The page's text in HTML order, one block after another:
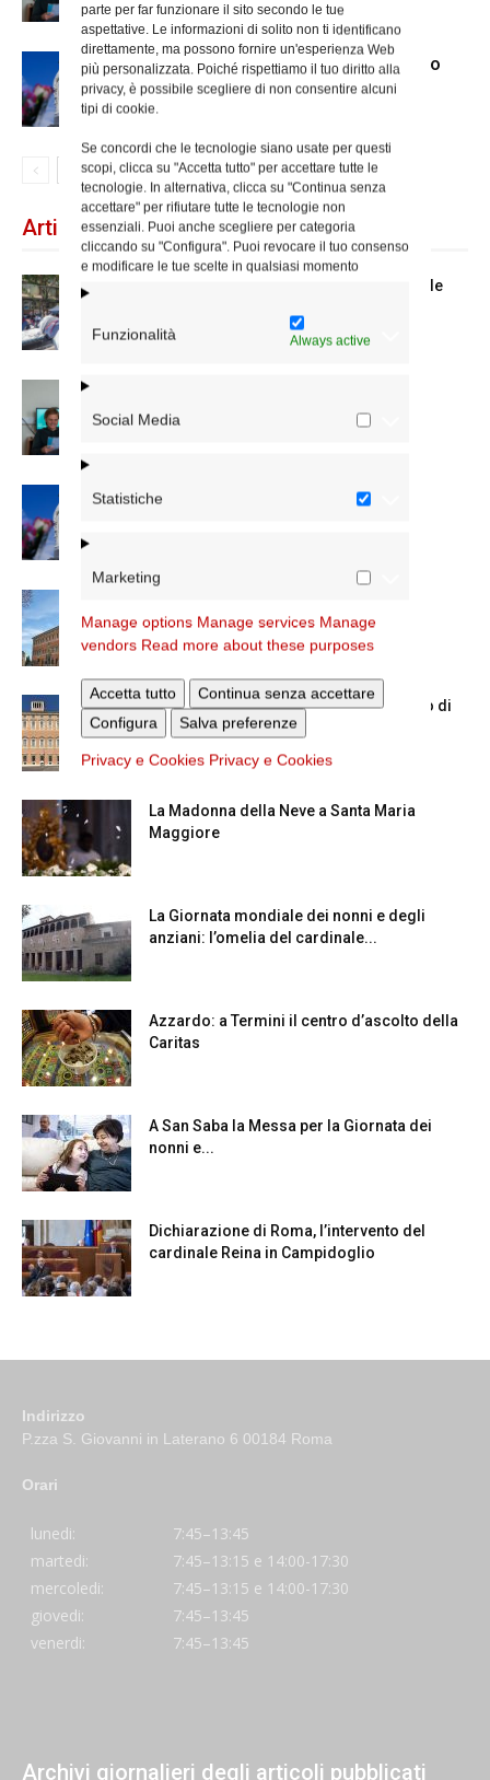
parte per far funzionare il sito secondo le tue
aspettative. Le informazioni di solito non ti identificano
direttamente, ma possono fornire un'esperienza Web
più personalizzata. Poiché rispettiamo il tuo diritto alla
privacy, è possibile scegliere di non consentire alcuni
tipi di cookie.
Se concordi che le tecnologie siano usate per questi
scopi, clicca su "Accetta tutto" per accettare tutte le
tecnologie. In alternativa, clicca su "Continua senza
accettare" per rifiutare tutte le tecnologie non
essenziali. Puoi anche scegliere per categoria
cliccando su "Configura". Puoi revocare il tuo consenso
e modificare le tue scelte in qualsiasi momento
Funzionalità Always active
Social Media
Statistiche
Marketing
Manage options Manage services Manage
vendors Read more about these purposes
Accetta tutto
Continua senza accettare
Configura
Salva preferenze
Privacy e Cookies Privacy e Cookies
Dal 28 al 31 agosto il pellegrinaggio
diocesano a Lourdes
Articoli recenti
Spin Time: la dichiarazione del cardinale
dell’Istituto Paritario Sant’Apollinare
Dal 28 al 31 agosto il pellegrinaggio
Chiusura estiva degli Uffici del Vicariato di
Roma
La Madonna della Neve a Santa Maria
Maggiore
La Giornata mondiale dei nonni e degli
anziani: l’omelia del cardinale...
Azzardo: a Termini il centro d’ascolto della
Caritas
A San Saba la Messa per la Giornata dei
nonni e...
Dichiarazione di Roma, l’intervento del
cardinale Reina in Campidoglio
Indirizzo
P.zza S. Giovanni in Laterano 6 00184 Roma
Orari
lunedi:
7:45–13:45
martedi:
7:45–13:15 e 14:00-17:30
mercoledi:
7:45–13:15 e 14:00-17:30
giovedi:
7:45–13:45
venerdi:
7:45–13:45
Archivi giornalieri degli articoli pubblicati